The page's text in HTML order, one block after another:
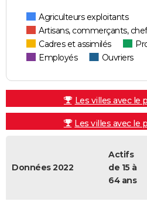
Agriculteurs exploitants
Artisans, commerçants,
Cadres et assimilés
Employés
Ouvriers
Les villes avec le
Les villes avec le
Données 2022
Actifs
de 15 à
64 ans